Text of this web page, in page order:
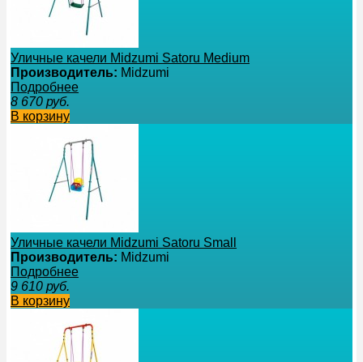
Уличные качели Midzumi Satoru Medium
Производитель: Midzumi
Подробнее
8 670 руб.
В корзину
Уличные качели Midzumi Satoru Small
Производитель: Midzumi
Подробнее
9 610 руб.
В корзину